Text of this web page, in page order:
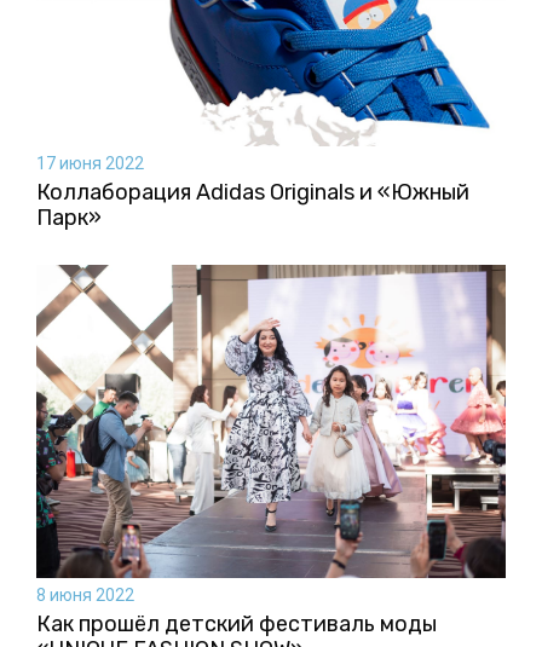
17 июня 2022
Коллаборация Аdidas Originals и «Южный
Парк»
8 июня 2022
Как прошёл детский фестиваль моды